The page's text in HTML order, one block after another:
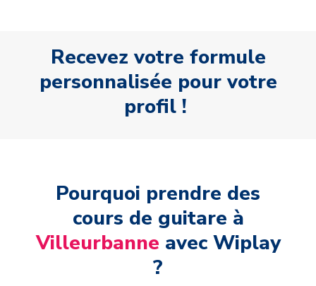
Recevez votre formule
personnalisée pour votre
profil !
Pourquoi prendre des
cours de guitare à
Villeurbanne avec Wiplay
?